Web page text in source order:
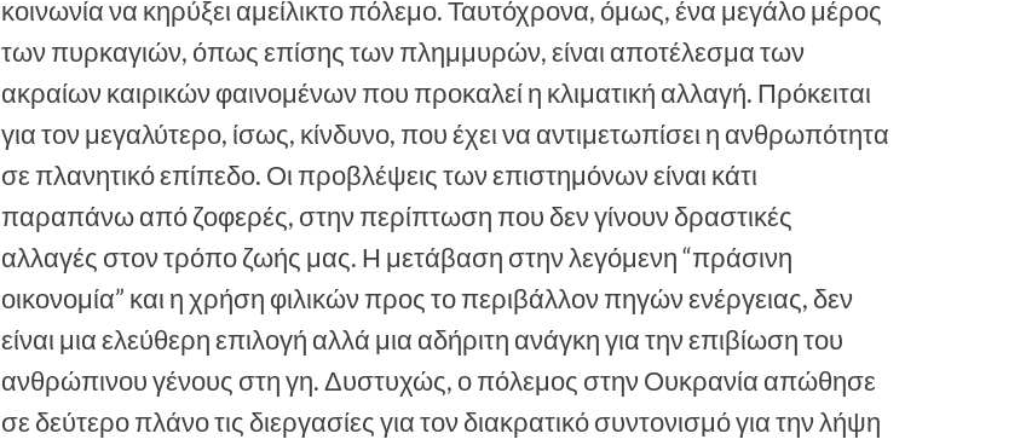
κοινωνία να κηρύξει αμείλικτο πόλεμο. Ταυτόχρονα, όμως, ένα μεγάλο μέρος
των πυρκαγιών, όπως επίσης των πλημμυρών, είναι αποτέλεσμα των
ακραίων καιρικών φαινομένων που προκαλεί η κλιματική αλλαγή. Πρόκειται
για τον μεγαλύτερο, ίσως, κίνδυνο, που έχει να αντιμετωπίσει η ανθρωπότητα
σε πλανητικό επίπεδο. Οι προβλέψεις των επιστημόνων είναι κάτι
παραπάνω από ζοφερές, στην περίπτωση που δεν γίνουν δραστικές
αλλαγές στον τρόπο ζωής μας. Η μετάβαση στην λεγόμενη “πράσινη
οικονομία” και η χρήση φιλικών προς το περιβάλλον πηγών ενέργειας, δεν
είναι μια ελεύθερη επιλογή αλλά μια αδήριτη ανάγκη για την επιβίωση του
ανθρώπινου γένους στη γη. Δυστυχώς, ο πόλεμος στην Ουκρανία απώθησε
σε δεύτερο πλάνο τις διεργασίες για τον διακρατικό συντονισμό για την λήψη